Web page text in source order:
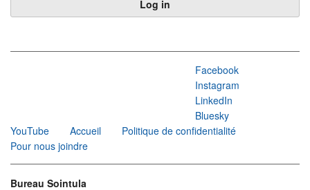
Facebook
Instagram
LinkedIn
Bluesky
YouTube
Accueil
Politique de confidentialité
Pour nous joindre
Bureau Sointula